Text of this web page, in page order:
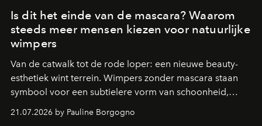
Is dit het einde van de mascara? Waarom
steeds meer mensen kiezen voor natuurlijke
wimpers
Van de catwalk tot de rode loper: een nieuwe beauty-
esthetiek wint terrein. Wimpers zonder mascara staan
symbool voor een subtielere vorm van schoonheid,
waarin zelfvertrouwen belangrijker is dan een overvloed
aan make-up.
21.07.2026 by Pauline Borgogno